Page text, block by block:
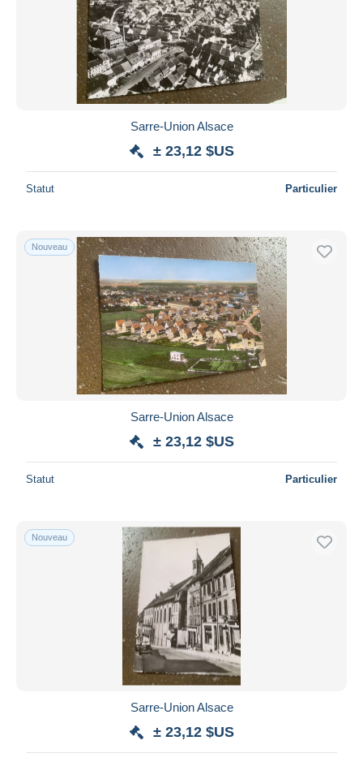
Sarre-Union Alsace
± 23,12 $US
Statut Particulier
Nouveau
Sarre-Union Alsace
± 23,12 $US
Statut Particulier
Nouveau
Sarre-Union Alsace
± 23,12 $US